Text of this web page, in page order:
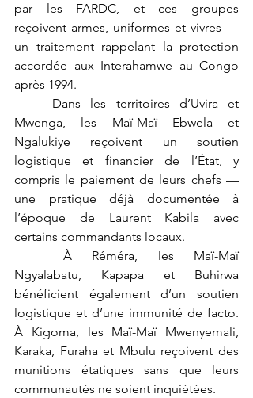
par les FARDC, et ces groupes
reçoivent armes, uniformes et vivres —
un traitement rappelant la protection
accordée aux Interahamwe au Congo
après 1994.
Mwenga, les Maï-Maï Ebwela et
Ngalukiye reçoivent un soutien
logistique et financier de l’État, y
compris le paiement de leurs chefs —
une pratique déjà documentée à
l’époque de Laurent Kabila avec
certains commandants locaux.
Ngyalabatu, Kapapa et Buhirwa
bénéficient également d’un soutien
logistique et d’une immunité de facto.
À Kigoma, les Maï-Maï Mwenyemali,
Karaka, Furaha et Mbulu reçoivent des
munitions étatiques sans que leurs
communautés ne soient inquiétées.